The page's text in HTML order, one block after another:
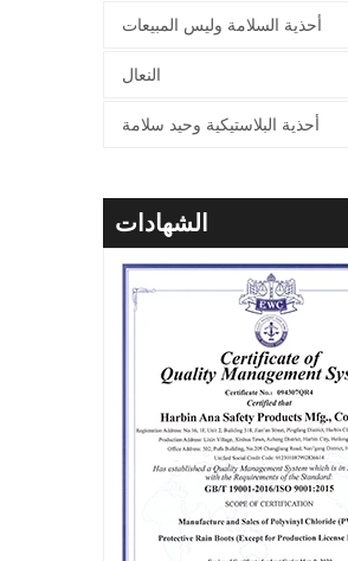
أحذية السلامة وليس المبيعات
النعال
أحذية البلاستيكية وحيد سلامة
الشهادات